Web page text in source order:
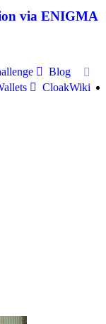
via ENIGMA
Blog
CloakWiki